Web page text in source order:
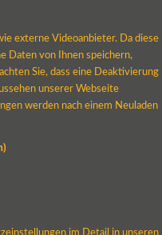
externe Videoanbieter. Da diese
Daten von Ihnen speichern,
Sie, dass eine Deaktivierung
unserer Webseite
werden nach einem Neuladen